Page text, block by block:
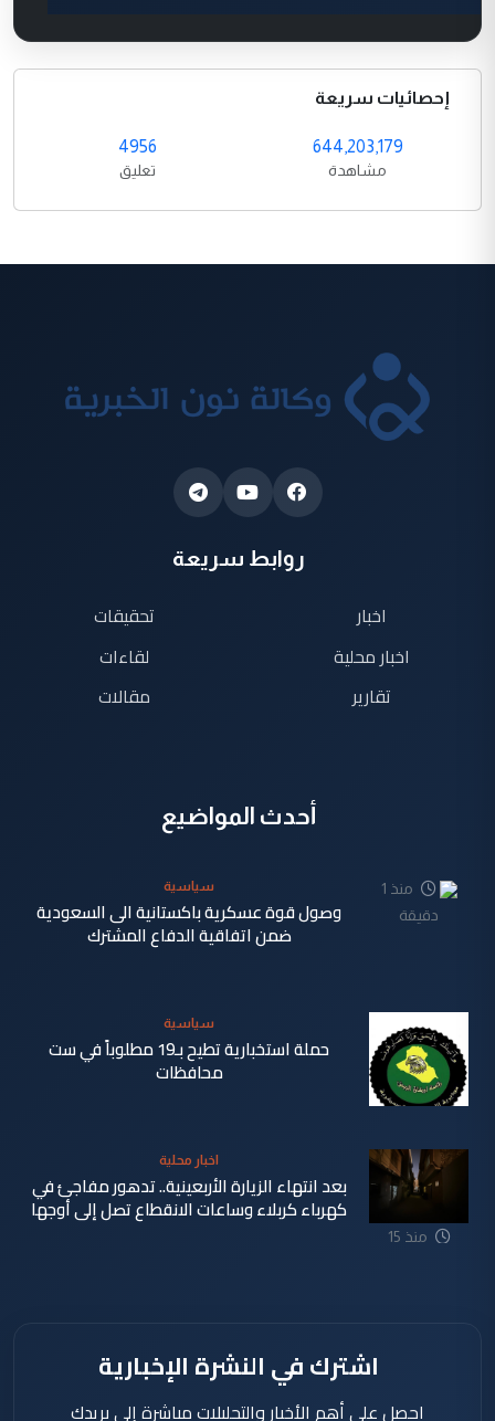
إحصائيات سريعة
644,203,179
مشاهدة
4956
تعليق
روابط سريعة
اخبار
اخبار محلية
تقارير
تحقيقات
لقاءات
مقالات
أحدث المواضيع
منذ 1
دقيقة
سياسية
وصول قوة عسكرية باكستانية الى السعودية
ضمن اتفاقية الدفاع المشترك
دقيقة
سياسية
حملة استخبارية تطيح بـ19 مطلوباً في ست
محافظات
منذ 15
اخبار محلية
بعد انتهاء الزيارة الأربعينية.. تدهور مفاجئ في
كهرباء كربلاء وساعات الانقطاع تصل إلى أوجها
اشترك في النشرة الإخبارية
احصل على أهم الأخبار والتحليلات مباشرة إلى بريدك